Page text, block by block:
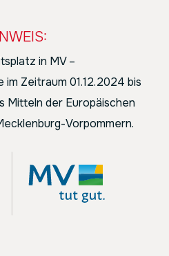
in MV –
im Zeitraum 01.12.2024 bis
Mitteln der Europäischen
Vorpommern.